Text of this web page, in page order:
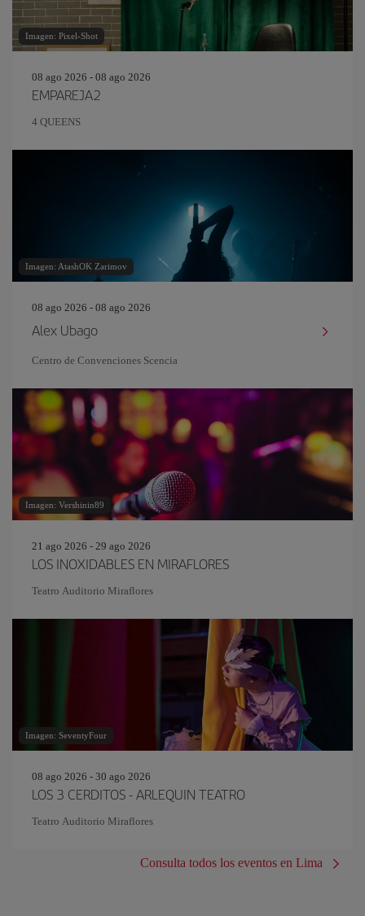
Imagen: Pixel-Shot
08 ago 2026 - 08 ago 2026
EMPAREJA2
4 QUEENS
Imagen: AtashOK Zarimov
08 ago 2026 - 08 ago 2026
Alex Ubago
Centro de Convenciones Scencia
Imagen: Vershinin89
21 ago 2026 - 29 ago 2026
LOS INOXIDABLES EN MIRAFLORES
Teatro Auditorio Miraflores
Imagen: SeventyFour
08 ago 2026 - 30 ago 2026
LOS 3 CERDITOS - ARLEQUIN TEATRO
Teatro Auditorio Miraflores
Consulta todos los eventos en Lima